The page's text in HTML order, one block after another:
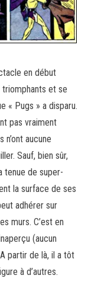
en début
triomphants et se
« Pugs » a disparu.
pas vraiment
aucune
Sauf, bien sûr,
tenue de super-
la surface de ses
adhérer sur
murs. C’est en
(aucun
partir de là, il a tôt
à d’autres.